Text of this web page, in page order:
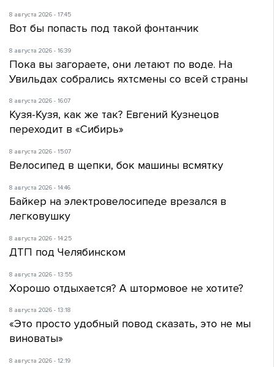
8 августа 2026 - 17:45
Вот бы попасть под такой фонтанчик
8 августа 2026 - 16:39
Пока вы загораете, они летают по воде. На
Увильдах собрались яхтсмены со всей страны
8 августа 2026 - 16:07
Кузя-Кузя, как же так? Евгений Кузнецов
переходит в «Сибирь»
8 августа 2026 - 15:07
Велосипед в щепки, бок машины всмятку
8 августа 2026 - 14:46
Байкер на электровелосипеде врезался в
легковушку
8 августа 2026 - 14:25
ДТП под Челябинском
8 августа 2026 - 13:55
Хорошо отдыхается? А штормовое не хотите?
8 августа 2026 - 13:18
«Это просто удобный повод сказать, это не мы
виноваты»
8 августа 2026 - 12:19